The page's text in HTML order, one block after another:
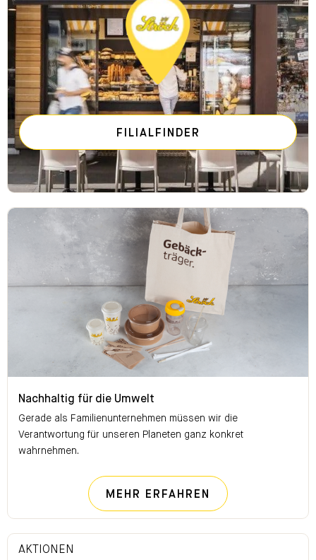
FILIALFINDER
Nachhaltig für die Umwelt
Gerade als Familienunternehmen müssen wir die
Verantwortung für unseren Planeten ganz konkret
wahrnehmen.
MEHR ERFAHREN NACHHALTIG
AKTIONEN